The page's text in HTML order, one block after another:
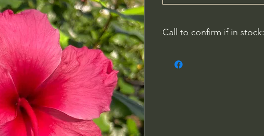
Call to confirm if in stock:
Riverside County